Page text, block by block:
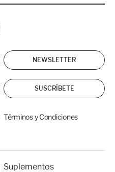
NEWSLETTER
SUSCRÍBETE
Términos y Condiciones
Suplementos